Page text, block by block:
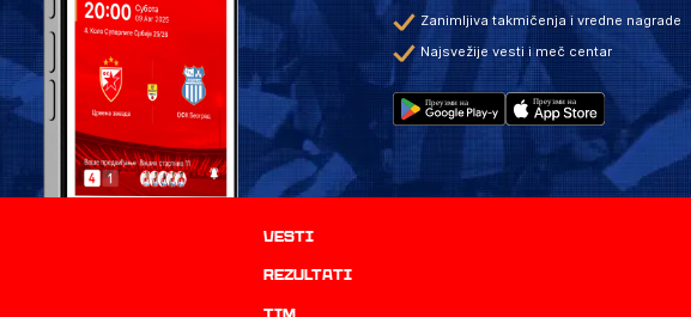
Zanimljiva takmičenja i vredne nagrade
Najsvežije vesti i meč centar
Vesti
rezultati